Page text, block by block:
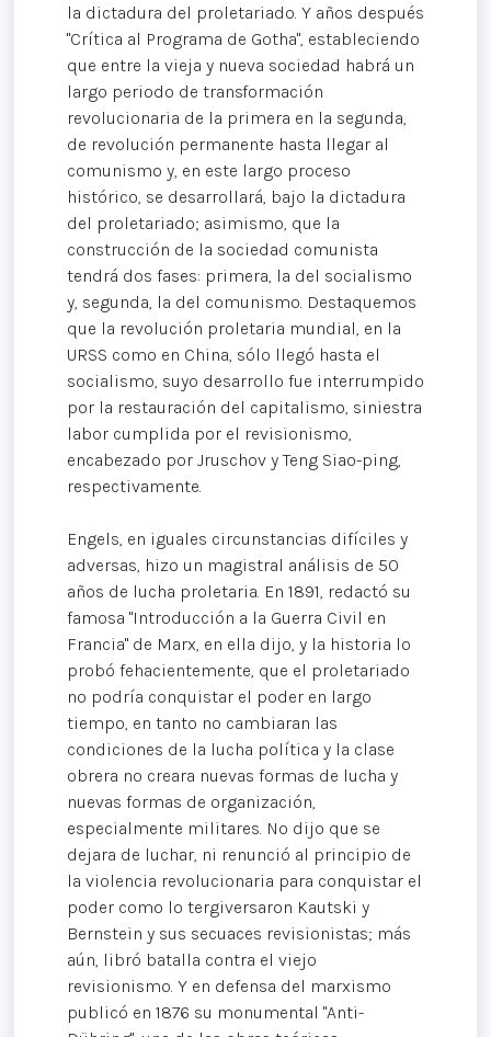
la dictadura del proletariado. Y años después
"Crítica al Programa de Gotha", estableciendo
que entre la vieja y nueva sociedad habrá un
largo periodo de transformación
revolucionaria de la primera en la segunda,
de revolución permanente hasta llegar al
comunismo y, en este largo proceso
histórico, se desarrollará, bajo la dictadura
del proletariado; asimismo, que la
construcción de la sociedad comunista
tendrá dos fases: primera, la del socialismo
y, segunda, la del comunismo. Destaquemos
que la revolución proletaria mundial, en la
URSS como en China, sólo llegó hasta el
socialismo, suyo desarrollo fue interrumpido
por la restauración del capitalismo, siniestra
labor cumplida por el revisionismo,
encabezado por Jruschov y Teng Siao-ping,
respectivamente.
Engels, en iguales circunstancias difíciles y
adversas, hizo un magistral análisis de 50
años de lucha proletaria. En 1891, redactó su
famosa "Introducción a la Guerra Civil en
Francia" de Marx, en ella dijo, y la historia lo
probó fehacientemente, que el proletariado
no podría conquistar el poder en largo
tiempo, en tanto no cambiaran las
condiciones de la lucha política y la clase
obrera no creara nuevas formas de lucha y
nuevas formas de organización,
especialmente militares. No dijo que se
dejara de luchar, ni renunció al principio de
la violencia revolucionaria para conquistar el
poder como lo tergiversaron Kautski y
Bernstein y sus secuaces revisionistas; más
aún, libró batalla contra el viejo
revisionismo. Y en defensa del marxismo
publicó en 1876 su monumental "Anti-